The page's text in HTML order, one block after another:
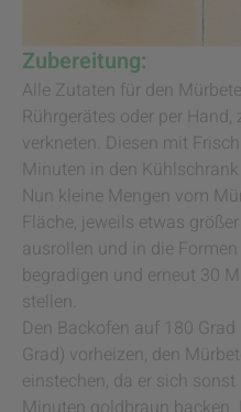
Zubereitung:
Alle Zutaten für den
Rührgerätes oder per
verkneten. Diesen mit
Minuten in den Kühlschrank
Nun kleine Mengen vom
Fläche, jeweils etwas
ausrollen und in die
begradigen und erneut 30
stellen.
Den Backofen auf 180
Grad) vorheizen, den
einstechen, da er sich